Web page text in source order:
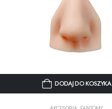
DODAJ DO KOSZYKA